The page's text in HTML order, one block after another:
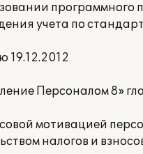
программного
учета по
19.12.2012
Персоналом 8»
мотивацией
налогов и